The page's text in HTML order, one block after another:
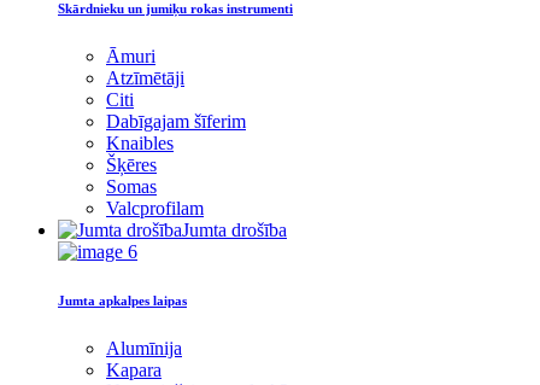
Skārdnieku un jumiķu rokas instrumenti
Āmuri
Atzīmētāji
Citi
Dabīgajam šīferim
Knaibles
Šķēres
Somas
Valcprofilam
Jumta drošība
Jumta apkalpes laipas
Alumīnija
Kapara